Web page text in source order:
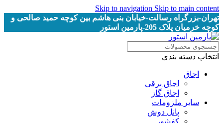
Skip to navigation Skip to main content
تهران-بزرگراه رسالت-خیابان بنی هاشم بین کوچه حمید صالحی و
کوچه خرمیان پلاک 205-پارمین استور
انتخاب دسته بندی
اجاق
اجاق برقى
اجاق گاز
سایر ملزومات
پانل دوش
کفشور